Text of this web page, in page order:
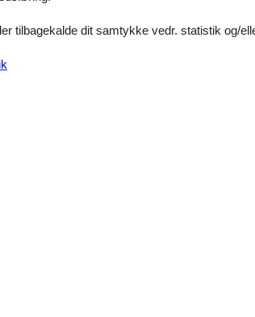
venlig betjening af service medarbejder. Vil
tilbagekalde dit samtykke vedr. statistik og/